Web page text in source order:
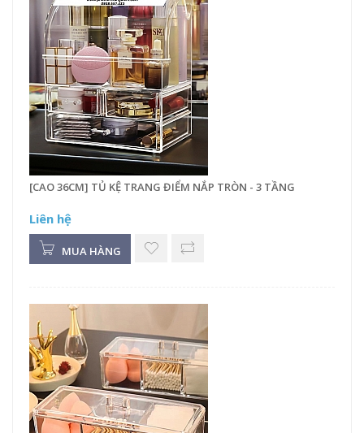
[CAO 36CM] TỦ KỆ TRANG ĐIỂM NẮP TRÒN - 3 TẦNG
Liên hệ
MUA HÀNG